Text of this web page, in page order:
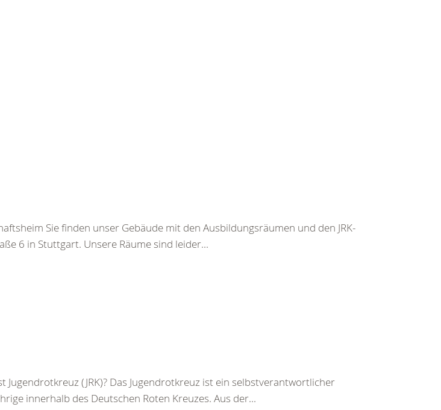
Sie finden unser Gebäude mit den Ausbildungsräumen und den JRK-
6 in Stuttgart. Unsere Räume sind leider...
Jugendrotkreuz (JRK)? Das Jugendrotkreuz ist ein selbstverantwortlicher
innerhalb des Deutschen Roten Kreuzes. Aus der...